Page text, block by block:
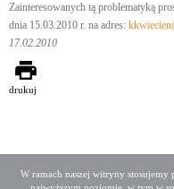
W ramach naszej witryny stosujemy
Zainteresowanych tą problematyką
dnia 15.03.2010 r. na adres:
17.02.2010
drukuj